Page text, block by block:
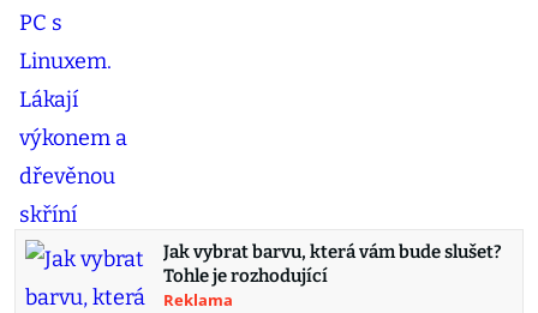
Jak vybrat barvu, která vám bude slušet?
Tohle je rozhodující
Reklama